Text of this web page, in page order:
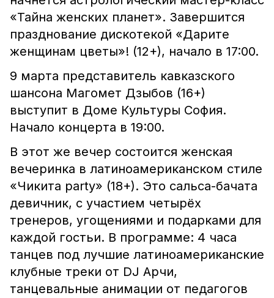
«Тайна женских планет». Завершится
празднование дискотекой «Дарите
женщинам цветы»! (12+), начало в 17:00.
9 марта представитель кавказского
шансона Магомет Дзыбов (16+)
выступит в Доме Культуры София.
Начало концерта в 19:00.
В этот же вечер состоится женская
вечеринка в латиноамериканском стиле
«Чикита party» (18+). Это сальса-бачата
девичник, с участием четырёх
тренеров, угощениями и подарками для
каждой гостьи. В программе: 4 часа
танцев под лучшие латиноамериканские
клубные треки от DJ Арчи,
танцевальные анимации от педагогов